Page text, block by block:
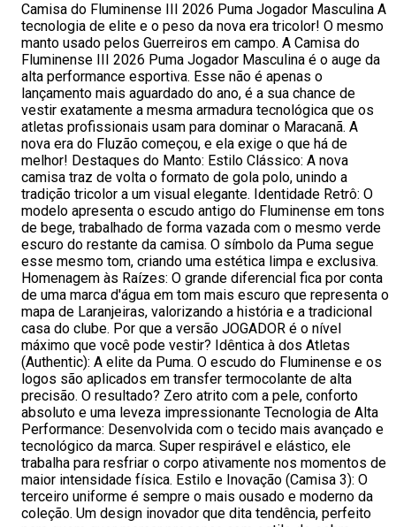
Camisa do Fluminense III 2026 Puma Jogador Masculina A
tecnologia de elite e o peso da nova era tricolor! O mesmo
manto usado pelos Guerreiros em campo. A Camisa do
Fluminense III 2026 Puma Jogador Masculina é o auge da
alta performance esportiva. Esse não é apenas o
lançamento mais aguardado do ano, é a sua chance de
vestir exatamente a mesma armadura tecnológica que os
atletas profissionais usam para dominar o Maracanã. A
nova era do Fluzão começou, e ela exige o que há de
melhor! Destaques do Manto: Estilo Clássico: A nova
camisa traz de volta o formato de gola polo, unindo a
tradição tricolor a um visual elegante. Identidade Retrô: O
modelo apresenta o escudo antigo do Fluminense em tons
de bege, trabalhado de forma vazada com o mesmo verde
escuro do restante da camisa. O símbolo da Puma segue
esse mesmo tom, criando uma estética limpa e exclusiva.
Homenagem às Raízes: O grande diferencial fica por conta
de uma marca d'água em tom mais escuro que representa o
mapa de Laranjeiras, valorizando a história e a tradicional
casa do clube. Por que a versão JOGADOR é o nível
máximo que você pode vestir? Idêntica à dos Atletas
(Authentic): A elite da Puma. O escudo do Fluminense e os
logos são aplicados em transfer termocolante de alta
precisão. O resultado? Zero atrito com a pele, conforto
absoluto e uma leveza impressionante Tecnologia de Alta
Performance: Desenvolvida com o tecido mais avançado e
tecnológico da marca. Super respirável e elástico, ele
trabalha para resfriar o corpo ativamente nos momentos de
maior intensidade física. Estilo e Inovação (Camisa 3): O
terceiro uniforme é sempre o mais ousado e moderno da
coleção. Um design inovador que dita tendência, perfeito